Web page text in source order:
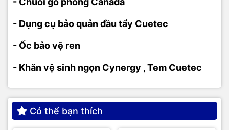
- Dụng cụ bảo quản đầu tẩy Cuetec
- Ốc bảo vệ ren
- Khăn vệ sinh ngọn Cynergy , Tem Cuetec
Có thể bạn thích